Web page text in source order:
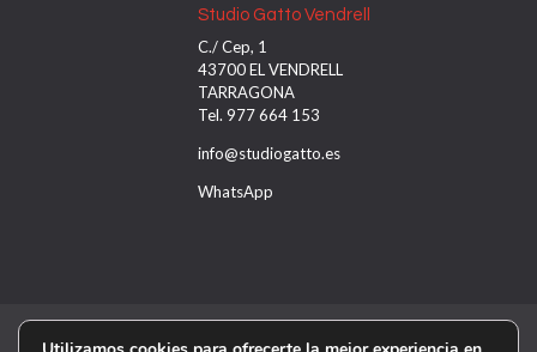
Studio Gatto Vendrell
C./ Cep, 1
43700 EL VENDRELL
TARRAGONA
Tel. 977 664 153
info@studiogatto.es
WhatsApp
Aviso legal Política privacidad